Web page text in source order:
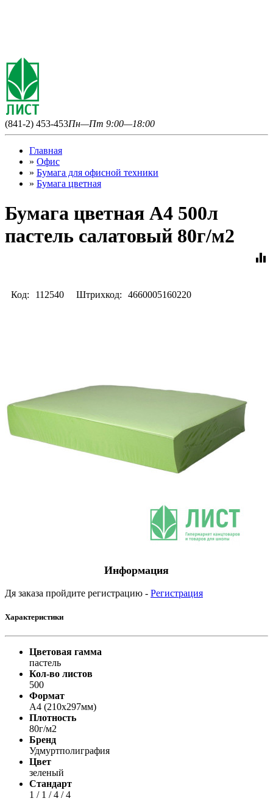
(841-2) 453-453Пн—Пт 9:00—18:00
Главная
» Офис
» Бумага для офисной техники
» Бумага цветная
Бумага цветная А4 500л
пастель салатовый 80г/м2
equalizer
Код: 112540 Штрихкод: 4660005160220
Информация
Дя заказа пройдите регистрацию - Регистрация
Характеристики
Цветовая гамма
пастель
Кол-во листов
500
Формат
A4 (210x297мм)
Плотность
80г/м2
Бренд
Удмуртполиграфия
Цвет
зеленый
Стандарт
1 / 1 / 4 / 4